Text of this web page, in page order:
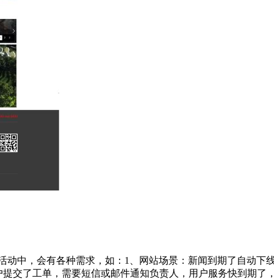
动中，会有各种需求，如：1、网站场景：新闻到期了自动
交了工单，需要短信或邮件通知负责人，用户服务快到期